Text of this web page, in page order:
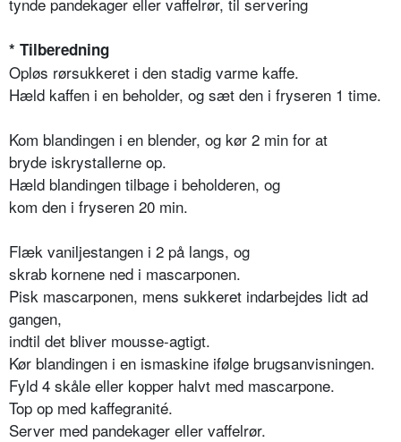
* Tilberedning
Opløs rørsukkeret i den stadig varme kaffe.
Hæld kaffen i en beholder, og sæt den i fryseren 1 time.
Kom blandingen i en blender, og kør 2 min for at
bryde iskrystallerne op.
Hæld blandingen tilbage i beholderen, og
kom den i fryseren 20 min.
Flæk vaniljestangen i 2 på langs, og
skrab kornene ned i mascarponen.
Pisk mascarponen, mens sukkeret indarbejdes lidt ad
gangen,
indtil det bliver mousse-agtigt.
Kør blandingen i en ismaskine ifølge brugsanvisningen.
Fyld 4 skåle eller kopper halvt med mascarpone.
Top op med kaffegranité.
Server med pandekager eller vaffelrør.